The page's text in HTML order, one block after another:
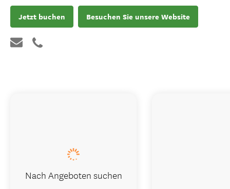
Jetzt buchen Besuchen Sie unsere Website
Nach Angeboten suchen